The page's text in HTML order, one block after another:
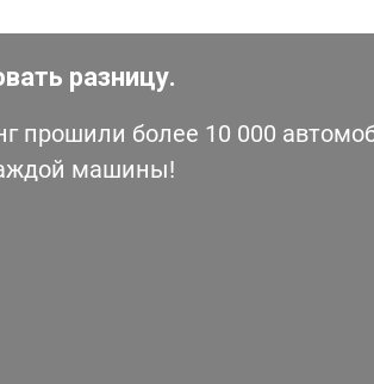
разницу.
более 10 000
машины!